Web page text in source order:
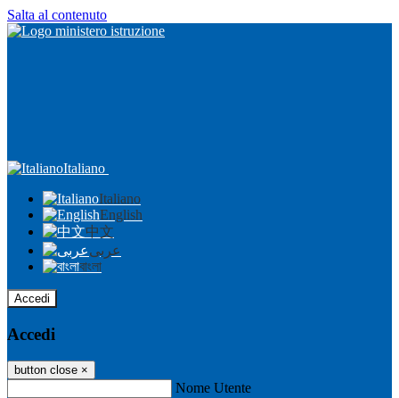
Salta al contenuto
Italiano
Italiano
English
中文
عربى
বাংলা
Accedi
Accedi
button close ×
Nome Utente